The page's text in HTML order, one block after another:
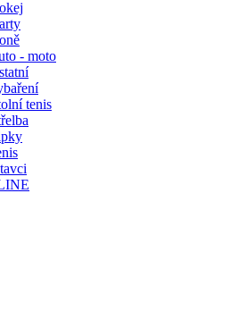
- moto
tenis